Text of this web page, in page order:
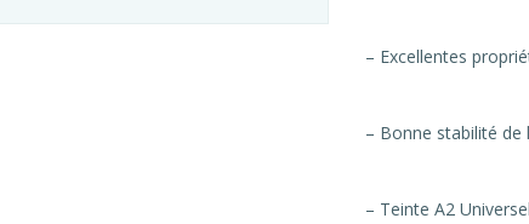
– Excellentes
– Bonne stabilité de
– Teinte A2